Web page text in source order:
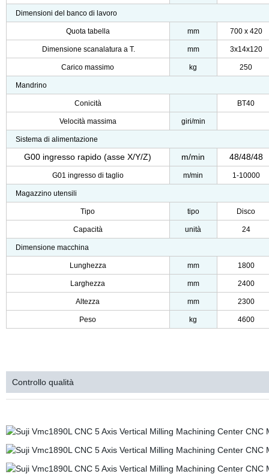
Dimensioni del banco di lavoro
Quota tabella mm 700 x 420
Dimensione scanalatura a T. mm 3x14x120
Carico massimo kg 250
Mandrino
Conicità BT40
Velocità massima giri/min
Sistema di alimentazione
G00 ingresso rapido (asse X/Y/Z) m/min 48/48/48
G01 ingresso di taglio m/min 1-10000
Magazzino utensili
Tipo tipo Disco
Capacità unità 24
Dimensione macchina
Lunghezza mm 1800
Larghezza mm 2400
Altezza mm 2300
Peso kg 4600
Controllo qualità